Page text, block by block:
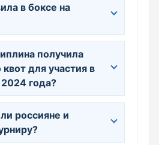
в боксе на
получила
для участия в
года?
россияне и